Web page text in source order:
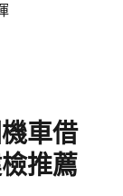
車借
推薦